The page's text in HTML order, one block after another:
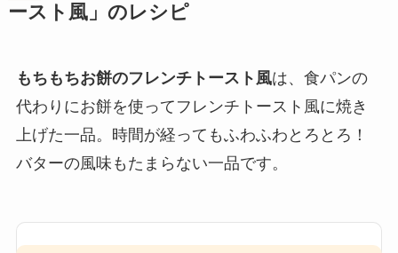
ースト風」のレシピ
もちもちお餅のフレンチトースト風は、食パンの
代わりにお餅を使ってフレンチトースト風に焼き
上げた一品。時間が経ってもふわふわとろとろ！
バターの風味もたまらない一品です。